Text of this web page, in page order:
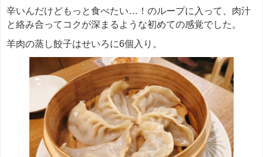
辛いんだけどもっと食べたい…！のループに入って、肉汁
と絡み合ってコクが深まるような初めての感覚でした。
羊肉の蒸し餃子はせいろに6個入り。